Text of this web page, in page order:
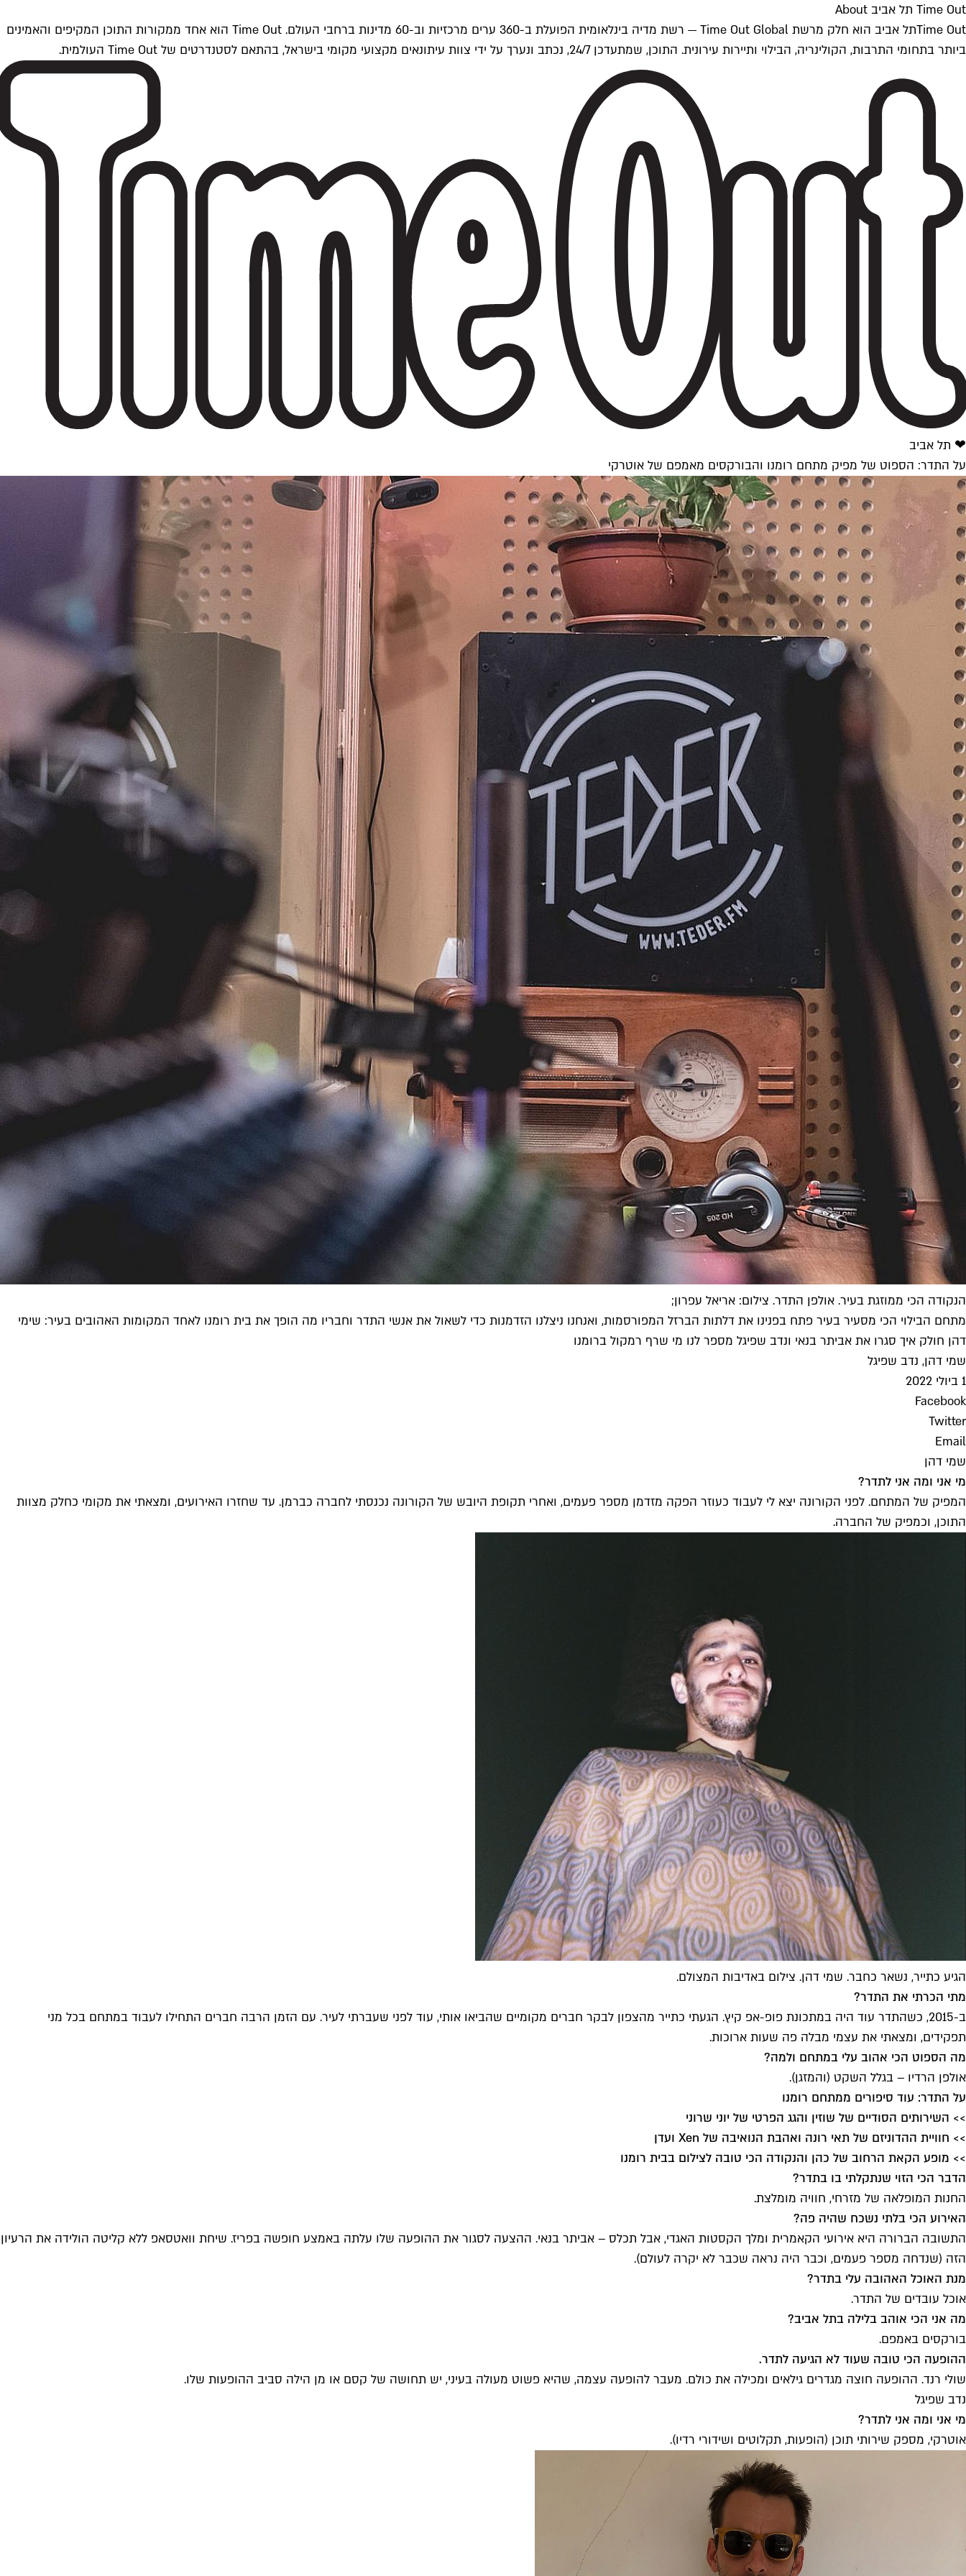
Time Out תל אביב About
Time Outתל אביב הוא חלק מרשת Time Out Global — רשת מדיה בינלאומית הפועלת ב-360 ערים מרכזיות וב-60 מדינות ברחבי העולם. Time Out הוא אחד ממקורות התוכן המקיפים והאמינים
ביותר בתחומי התרבות, הקולינריה, הבילוי ותיירות עירונית. התוכן, שמתעדכן 24/7, נכתב ונערך על ידי צוות עיתונאים מקצועי מקומי בישראל, בהתאם לסטנדרטים של Time Out העולמית.
❤ תל אביב
על התדר: הספוט של מפיק מתחם רומנו והבורקסים מאמפם של אוטרקי
הנקודה הכי ממוזגת בעיר. אולפן התדר. צילום: אריאל עפרון;
מתחם הבילוי הכי מסעיר בעיר פתח בפנינו את דלתות הברזל המפורסמות, ואנחנו ניצלנו הזדמנות כדי לשאול את אנשי התדר וחבריו מה הופך את בית רומנו לאחד המקומות האהובים בעיר: שימי
דהן חולק איך סגרו את אביתר בנאי ונדב שפיגל מספר לנו מי שרף רמקול ברומנו
שמי דהן, נדב שפיגל
1 ביולי 2022
Facebook
Twitter
Email
שמי דהן
מי אני ומה אני לתדר?
המפיק של המתחם. לפני הקורונה יצא לי לעבוד כעוזר הפקה מזדמן מספר פעמים, ואחרי תקופת היובש של הקורונה נכנסתי לחברה כברמן. עד שחזרו האירועים, ומצאתי את מקומי כחלק מצוות
התוכן, וכמפיק של החברה.
הגיע כתייר, נשאר כחבר. שמי דהן. צילום באדיבות המצולם.
מתי הכרתי את התדר?
ב-2015, כשהתדר עוד היה במתכונת פופ-אפ קיץ. הגעתי כתייר מהצפון לבקר חברים מקומיים שהביאו אותי, עוד לפני שעברתי לעיר. עם הזמן הרבה חברים התחילו לעבוד במתחם בכל מני
תפקידים, ומצאתי את עצמי מבלה פה שעות ארוכות.
מה הספוט הכי אהוב עלי במתחם ולמה?
אולפן הרדיו – בגלל השקט (והמזגן).
על התדר: עוד סיפורים ממתחם רומנו
>> השירותים הסודיים של שוזין והגג הפרטי של יוני שרוני
>> חוויית ההדוניזם של תאי רונה ואהבת הנואיבה של Xen ועדן
>> מופע הקאת הרחוב של כהן והנקודה הכי טובה לצילום בבית רומנו
הדבר הכי הזוי שנתקלתי בו בתדר?
החנות המופלאה של מזרחי, חוויה מומלצת.
האירוע הכי בלתי נשכח שהיה פה?
התשובה הברורה היא אירועי הקאמרית ומלך הקסטות האגדי, אבל תכלס – אביתר בנאי. ההצעה לסגור את ההופעה שלו עלתה באמצע חופשה בפריז. שיחת וואטסאפ ללא קליטה הולידה את הרעיון
הזה (שנדחה מספר פעמים, וכבר היה נראה שכבר לא יקרה לעולם).
מנת האוכל האהובה עלי בתדר?
אוכל עובדים של התדר.
מה אני הכי אוהב בלילה בתל אביב?
בורקסים באמפם.
ההופעה הכי טובה שעוד לא הגיעה לתדר.
שולי רנד. ההופעה חוצה מגדרים גילאים ומכילה את כולם. מעבר להופעה עצמה, שהיא פשוט מעולה בעיני, יש תחושה של קסם או מן הילה סביב ההופעות שלו.
נדב שפיגל
מי אני ומה אני לתדר?
אוטרקי, מספק שירותי תוכן (הופעות, תקלוטים ושידורי רדיו).